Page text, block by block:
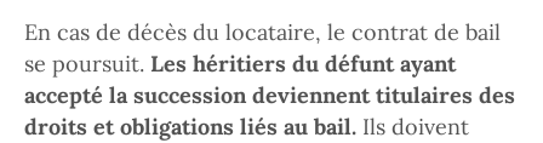
En cas de décès du locataire, le contrat de bail
se poursuit. Les héritiers du défunt ayant
accepté la succession deviennent titulaires des
droits et obligations liés au bail. Ils doivent